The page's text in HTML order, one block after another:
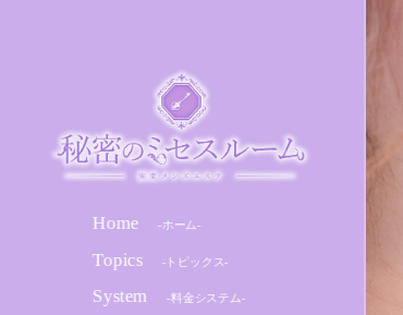
Home -ホーム-
Topics -トピックス-
System -料金システム-